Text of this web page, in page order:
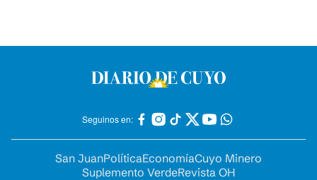
Seguinos en:
San JuanPolíticaEconomíaCuyo Minero
Suplemento VerdeRevista OH